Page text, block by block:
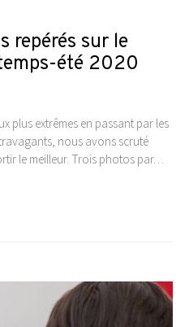
repérés sur le
été 2020
plus extrêmes en passant par les
nous avons scruté
le meilleur. Trois photos par…